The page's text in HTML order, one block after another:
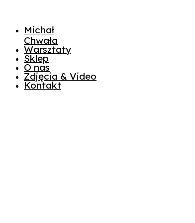
Michał
Chwała
Warsztaty
Sklep
O nas
Zdjęcia & Video
Kontakt